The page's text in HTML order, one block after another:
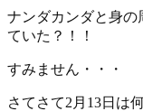
ナンダカンダと身の
ていた？！！
すみません・・・
さてさて2月13日は